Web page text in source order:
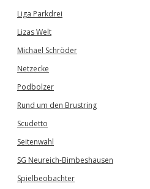
Liga Parkdrei
Lizas Welt
Michael Schröder
Netzecke
Podbolzer
Rund um den Brustring
Scudetto
Seitenwahl
SG Neureich-Bimbeshausen
Spielbeobachter